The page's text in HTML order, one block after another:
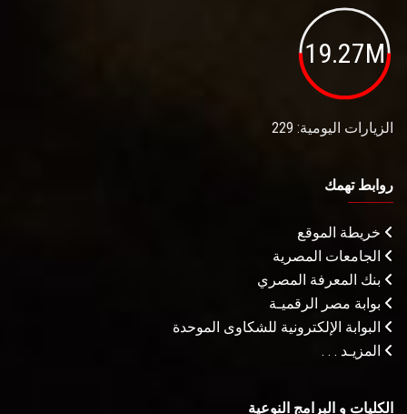
19.27M
الزيارات اليومية: 229
روابط تهمك
خريطة الموقع
الجامعات المصرية
بنك المعرفة المصري
بوابة مصر الرقميـة
البوابة الإلكترونية للشكاوى الموحدة
المزيـد . . .
الكليات و البرامج النوعية